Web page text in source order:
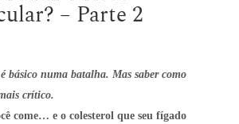
– Parte 2
básico numa batalha. Mas saber como
crítico.
come… e o colesterol que seu fígado